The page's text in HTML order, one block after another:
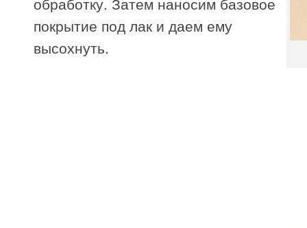
покрытие под лак и даем ему
высохнуть.